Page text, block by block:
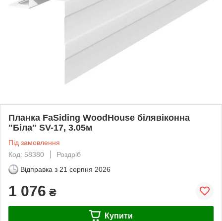
Планка FaSiding WoodHouse білявіконна
"Біла" SV-17, 3.05м
Під замовлення
Код: 58380
Роздріб
Відправка з 21 серпня 2026
1 076 ₴
Купити